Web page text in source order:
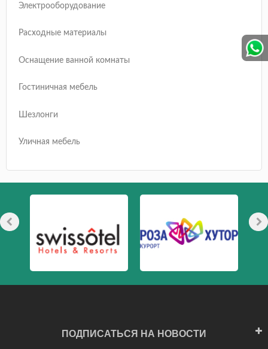
Электрооборудование
Расходные материалы
Оснащение ванной комнаты
Гостиничная мебель
Шезлонги
Уличная мебель
ПОДПИСАТЬСЯ НА НОВОСТИ